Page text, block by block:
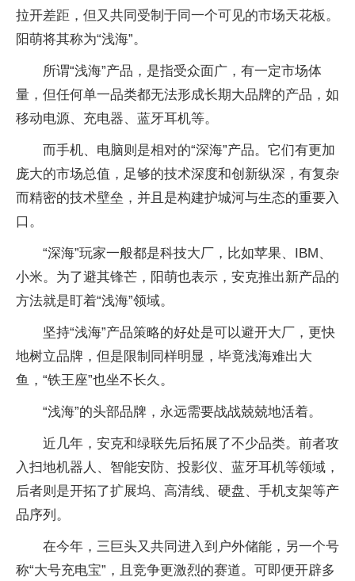
拉开差距，但又共同受制于同一个可见的市场天花板。
阳萌将其称为“浅海”。
所谓“浅海”产品，是指受众面广，有一定市场体
量，但任何单一品类都无法形成长期大品牌的产品，如
移动电源、充电器、蓝牙耳机等。
而手机、电脑则是相对的“深海”产品。它们有更加
庞大的市场总值，足够的技术深度和创新纵深，有复杂
而精密的技术壁垒，并且是构建护城河与生态的重要入
口。
“深海”玩家一般都是科技大厂，比如苹果、IBM、
小米。为了避其锋芒，阳萌也表示，安克推出新产品的
方法就是盯着“浅海”领域。
坚持“浅海”产品策略的好处是可以避开大厂，更快
地树立品牌，但是限制同样明显，毕竟浅海难出大
鱼，“铁王座”也坐不长久。
“浅海”的头部品牌，永远需要战战兢兢地活着。
近几年，安克和绿联先后拓展了不少品类。前者攻
入扫地机器人、智能安防、投影仪、蓝牙耳机等领域，
后者则是开拓了扩展坞、高清线、硬盘、手机支架等产
品序列。
在今年，三巨头又共同进入到户外储能，另一个号
称“大号充电宝”，且竞争更激烈的赛道。可即便开辟多